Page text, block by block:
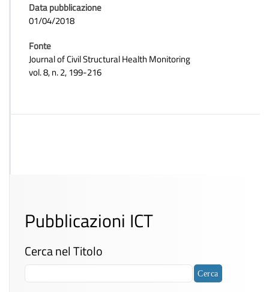
Data pubblicazione
01/04/2018
Fonte
Journal of Civil Structural Health Monitoring
vol. 8, n. 2, 199-216
Pubblicazioni ICT
Cerca nel Titolo